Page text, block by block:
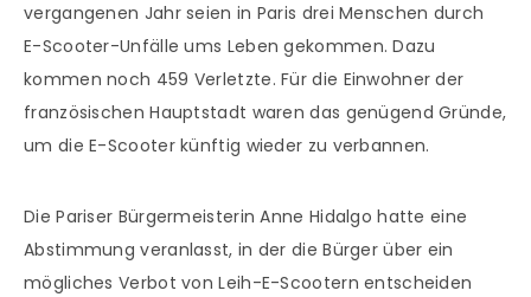
vergangenen Jahr seien in Paris drei Menschen durch
E-Scooter-Unfälle ums Leben gekommen. Dazu
kommen noch 459 Verletzte. Für die Einwohner der
französischen Hauptstadt waren das genügend Gründe,
um die E-Scooter künftig wieder zu verbannen.
Die Pariser Bürgermeisterin Anne Hidalgo hatte eine
Abstimmung veranlasst, in der die Bürger über ein
mögliches Verbot von Leih-E-Scootern entscheiden